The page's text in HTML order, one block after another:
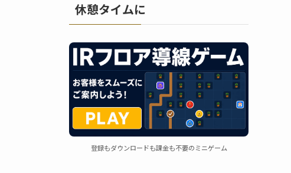
休憩タイムに
登録もダウンロードも課金も不要のミニゲーム